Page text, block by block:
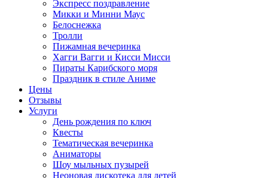
Экспресс поздравление
Микки и Минни Маус
Белоснежка
Тролли
Пижамная вечеринка
Хагги Вагги и Кисси Мисси
Пираты Карибского моря
Праздник в стиле Аниме
Цены
Отзывы
Услуги
День рождения по ключ
Квесты
Тематическая вечеринка
Аниматоры
Шоу мыльных пузырей
Неоновая дискотека для детей